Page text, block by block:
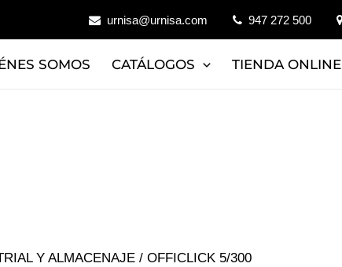
urnisa@urnisa.com 947 272 500
SOMOS CATÁLOGOS TIENDA ONLINE
Y ALMACENAJE / OFFICLICK 5/300